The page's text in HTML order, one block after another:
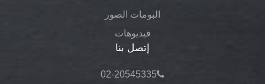
البومات الصور
فيديوهات
إتصل بنا
02-20545335